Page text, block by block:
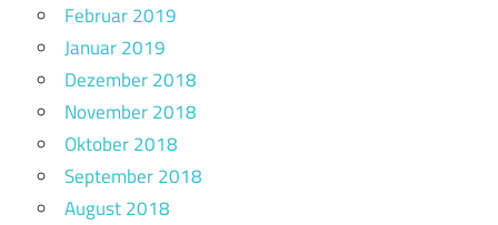
Februar 2019
Januar 2019
Dezember 2018
November 2018
Oktober 2018
September 2018
August 2018